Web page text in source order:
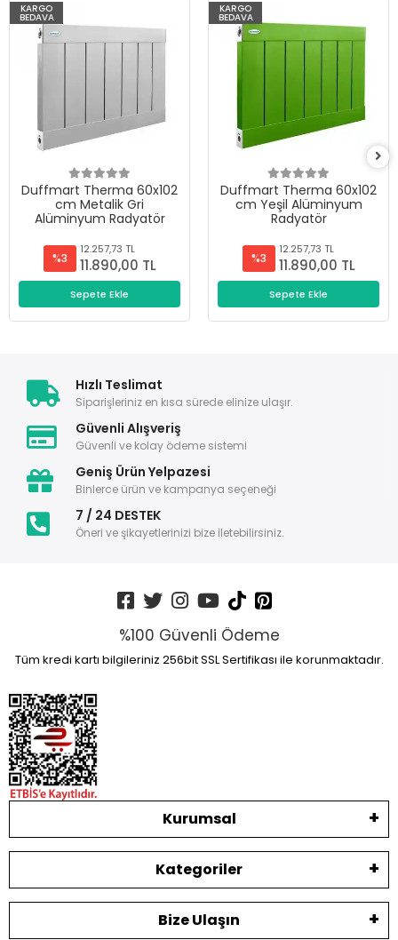
KARGO
BEDAVA
Duffmart Therma 60x102
cm Metalik Gri
Alüminyum Radyatör
%3
12.257,73 TL
11.890,00 TL
Sepete Ekle
KARGO
BEDAVA
Duffmart Therma 60x102
cm Yeşil Alüminyum
Radyatör
%3
12.257,73 TL
11.890,00 TL
Sepete Ekle
Hızlı Teslimat
Siparişleriniz en kısa sürede elinize ulaşır.
Güvenli Alışveriş
Güvenli ve kolay ödeme sistemi
Geniş Ürün Yelpazesi
Binlerce ürün ve kampanya seçeneği
7 / 24 DESTEK
Öneri ve şikayetlerinizi bize iletebilirsiniz.
%100 Güvenli Ödeme
Tüm kredi kartı bilgileriniz 256bit SSL Sertifikası ile korunmaktadır.
Kurumsal
Kategoriler
Bize Ulaşın